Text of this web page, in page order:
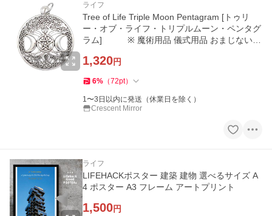
ライフ
Tree of Life Triple Moon Pentagram [トゥリ
ー・オブ・ライフ・トリプルムーン・ペンタグ
ラム] ※ 魔術用品 儀式用品 おまじないグ
1,320円
6% （72pt）
1〜3日以内に発送（休業日を除く）
Crescent Mirror
ライフ
LIFEHACKポスター 建築 建物 選べるサイズ A
4 ポスター A3 フレーム アートプリント
1,500円